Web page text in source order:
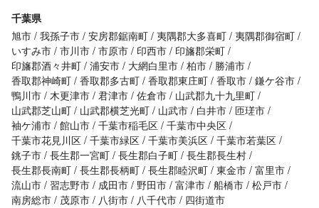
千葉県
旭市 我孫子市 安房郡鋸南町 夷隅郡大多喜町 夷隅郡御宿町
いすみ市 市川市 市原市 印西市
印旛郡栄町
印旛郡酒々井町 浦安市 大網白里市 柏市
勝浦市
香取郡神崎町 香取郡多古町 香取郡東庄町 香取市 鎌ケ谷市
鴨川市 木更津市 君津市 佐倉市
山武郡九十九里町
山武郡芝山町
山武郡横芝光町 山武市 白井市 匝瑳市
袖ケ浦市 館山市 千葉市稲毛区 千葉市中央区
千葉市花見川区 千葉市緑区 千葉市美浜区 千葉市若葉区
銚子市 長生郡一宮町 長生郡白子町 長生郡長生村
長生郡長南町 長生郡長柄町 長生郡睦沢町 東金市 富里市
流山市
習志野市 成田市 野田市 富津市 船橋市 松戸市
南房総市
茂原市 八街市 八千代市
四街道市